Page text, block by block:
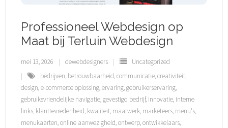
Professioneel Webdesign op
Maat bij Terluin Webdesign
mei 13, 2026 dewebdesigners
Uncategorized
bedrijven, betrouwbaarheid,communicatie,creativiteit,
design,e-commerce oplossing,ervaring,gebruikerservaring,
gebruiksvriendelijke navigatie,gevestigd bedrijf, innovatie, interne
links, klanttevredenheid, kwaliteit, maatwerk, marketeers, menu's,
menukaarten,online aanwezigheid,ontwerp,ontwikkelaars,